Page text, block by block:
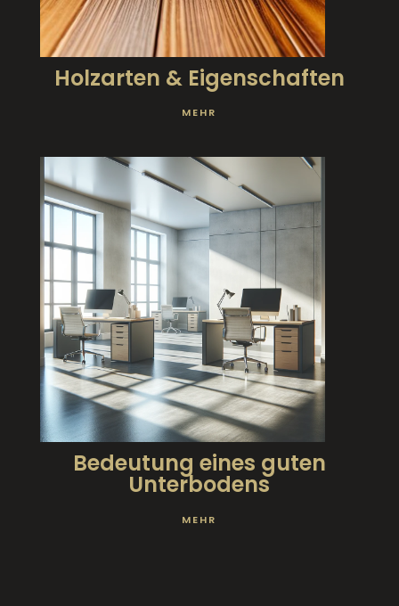
Holzarten & Eigenschaften
MEHR
Bedeutung eines guten
Unterbodens
MEHR